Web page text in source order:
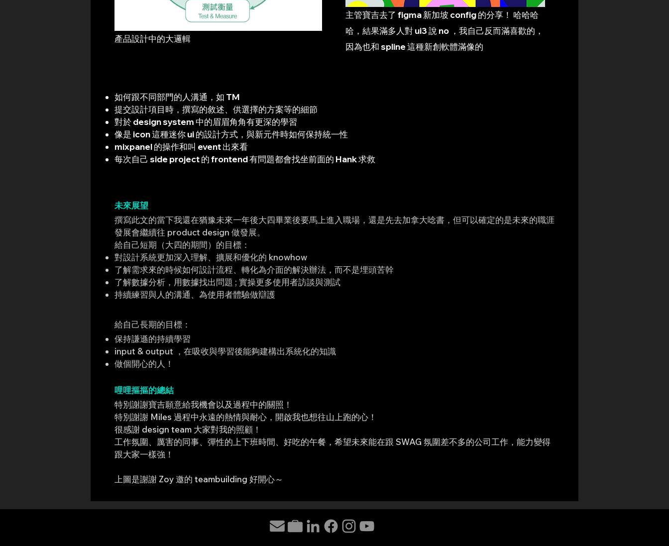
產品設計中的大邏輯
主管寶吉去了 figma 新加坡 config 的分享！ 哈哈哈
哈，結果滿多人對 ui3 說 no ，我自己反而滿喜歡的，
因為也和 spline 這種新創軟體滿像的
如何跟不同部門的人溝通，如 TM
提交設計項目時，撰寫的敘述、供選擇的方案等的細節
對於 design system 中的眉眉角角有更深的學習
像是 icon 這種迷你 ui 的設計方式，與新元件時如何保持統一性
mixpanel 的操作和叫 event 出來看
每次自己 side project 的 frontend 有問題都會找坐前面的 Hank 求救
未來展望
撰寫此文的當下我還在猶豫未來一年後大四畢業後要馬上進入職場，還是先去加拿大唸書，但可以確定的是未來的職涯
發展會繼續往 product design 做發展。
給自己短期（大四的期間）的目標：
對設計系統更加深入理解、擴展和優化的 knowhow
了解需求來的時候如何設計流程、轉化為介面的解決辦法，而不是埋頭苦幹
了解數據分析，用數據找出問題 ; 實操更多使用者訪談與測試
持續練習與人的溝通、為使用者體驗做辯護
​給自己長期的目標：
保持謙遜的持續學習
input & output ，在吸收與學習後能夠建構出系統化的知識
做個開心的人！
哩哩摳摳的總結
特別謝謝寶吉願意給我機會以及過程中的關照！
特別謝謝 Miles 過程中永遠的熱情與耐心，開啟我也想往山上跑的心！
很感謝 design team 大家對我的照顧！
工作氛圍、厲害的同事、彈性的上下班時間、好吃的午餐，希望未來能在跟 SWAG 氛圍差不多的公司工作，能力變得
跟大家一樣強！
​上圖是謝謝 Zoy 邀的 teambuilding 好開心～